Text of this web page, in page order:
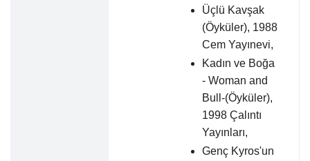
Üçlü Kavşak
(Öyküler), 1988
Cem Yayınevi,
Kadın ve Boğa
- Woman and
Bull-(Öyküler),
1998 Çalıntı
Yayınları,
Genç Kyros'un